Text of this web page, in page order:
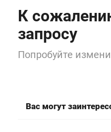
К
запросу
Попробуйте
Вас могут